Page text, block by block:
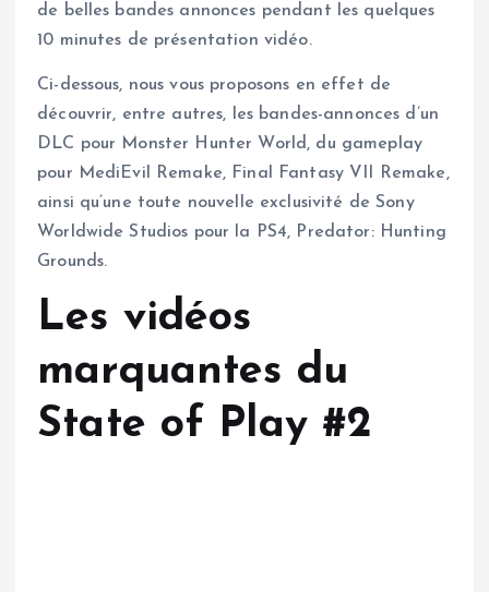
de belles bandes annonces pendant les quelques
10 minutes de présentation vidéo.
Ci-dessous, nous vous proposons en effet de
découvrir, entre autres, les bandes-annonces d’un
DLC pour Monster Hunter World, du gameplay
pour MediEvil Remake, Final Fantasy VII Remake,
ainsi qu’une toute nouvelle exclusivité de Sony
Worldwide Studios pour la PS4, Predator: Hunting
Grounds.
Les vidéos
marquantes du
State of Play #2